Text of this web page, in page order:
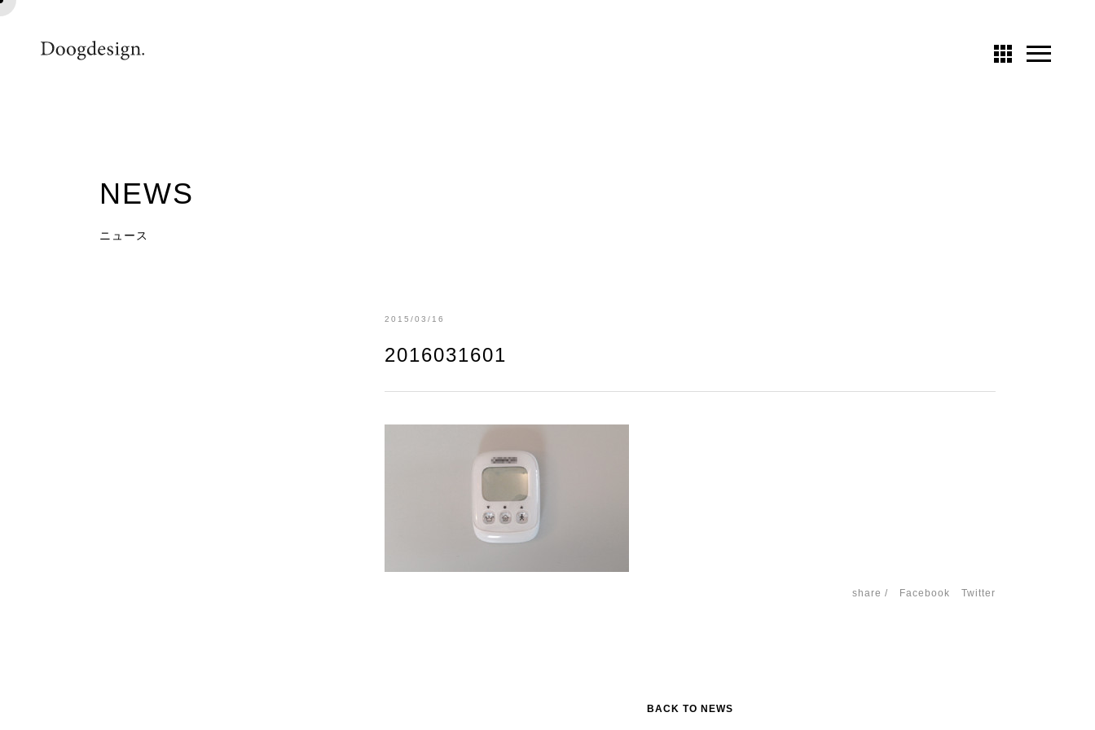
2016031601
NEWS
ニュース
2015/03/16
2016031601
share / Facebook Twitter
BACK TO NEWS